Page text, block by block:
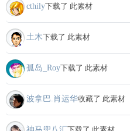
cthily下载了 此素材
土木下载了 此素材
孤岛_Roy下载了 此素材
波拿巴.肖运华收藏了 此素材